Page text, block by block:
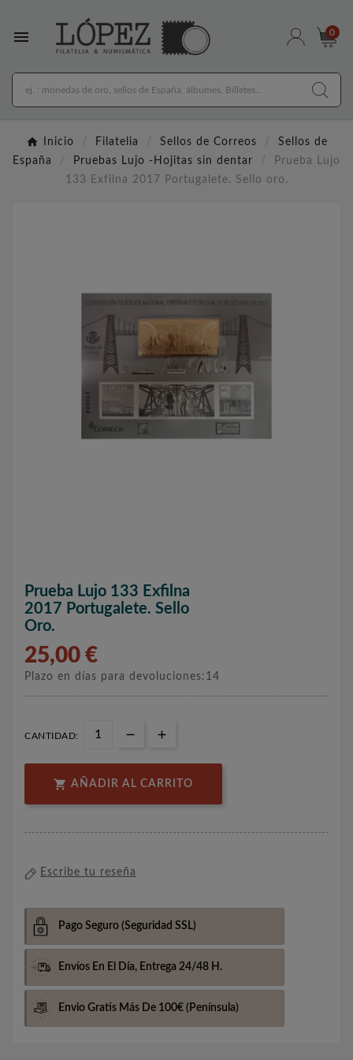
 0
Inicio Filatelia Sellos de Correos
Sellos de
España
Pruebas Lujo -Hojitas sin dentar
Prueba Lujo
133 Exfilna 2017 Portugalete. Sello oro.
Prueba Lujo 133 Exfilna
2017 Portugalete. Sello
Oro.
25,00 €
Plazo en días para devoluciones:14
CANTIDAD:
 AÑADIR AL CARRITO
Escribe tu reseña
Pago Seguro (Seguridad SSL)
Envíos En El Día, Entrega 24/48 H.
Envio Gratis Más De 100€ (Península)